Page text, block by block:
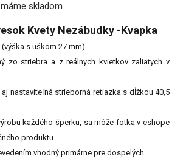
skladom
Kvety Nezábudky -Kvapka
(výška s uškom 27 mm)
zo striebra a z reálnych kvietkov zaliatych v
nastaviteľná strieborná retiazka s dĺžkou 40,5
každého šperku, sa môže fotka v eshope
produktu
vhodný primárne pre dospelých